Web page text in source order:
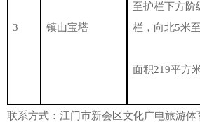
3 镇山宝塔
至护栏下方阶
栏，向北5米
面积219平方米
联系方式：江门市新会区文化广电旅游